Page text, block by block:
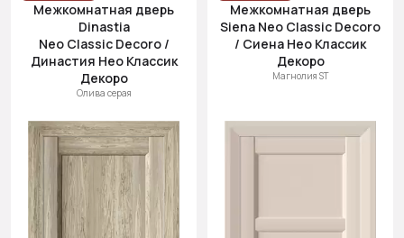
Межкомнатная дверь
Dinastia
Neo Classic Decoro /
Династия Нео Классик
Декоро
Олива серая
Межкомнатная дверь
Siena Neo Classic Decoro
/ Сиена Нео Классик
Декоро
Магнолия ST